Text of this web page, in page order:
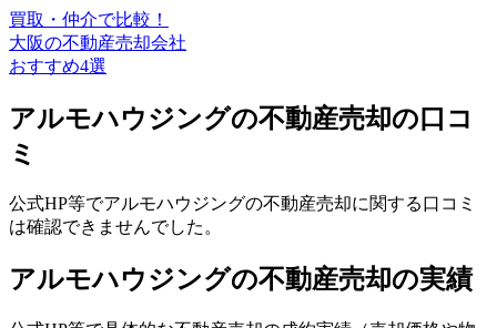
買取・仲介で比較！
大阪の不動産売却会社
おすすめ4選
アルモハウジングの不動産売却の口コ
ミ
公式HP等でアルモハウジングの不動産売却に関する口コミ
は確認できませんでした。
アルモハウジングの不動産売却の実績